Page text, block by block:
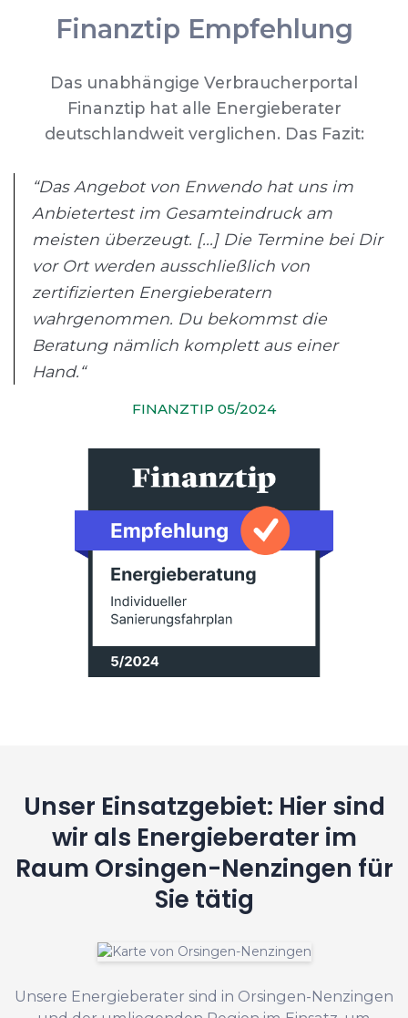
Finanztip Empfehlung
Das unabhängige Verbraucherportal
Finanztip hat alle Energieberater
deutschlandweit verglichen. Das Fazit:
“Das Angebot von Enwendo hat uns im
Anbietertest im Gesamteindruck am
meisten überzeugt. [...] Die Termine bei Dir
vor Ort werden ausschließlich von
zertifizierten Energieberatern
wahrgenommen. Du bekommst die
Beratung nämlich komplett aus einer
Hand.“
FINANZTIP 05/2024
Unser Einsatzgebiet: Hier sind
wir als Energieberater im
Raum Orsingen-Nenzingen für
Sie tätig
Unsere Energieberater sind in Orsingen-Nenzingen